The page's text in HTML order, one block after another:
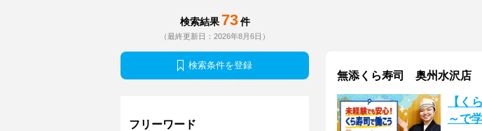
検索結果 73 件
（最終更新日：2026年8月6日）
検索条件を登録
フリーワード
無添くら寿司 奥州水沢店
【く
～で